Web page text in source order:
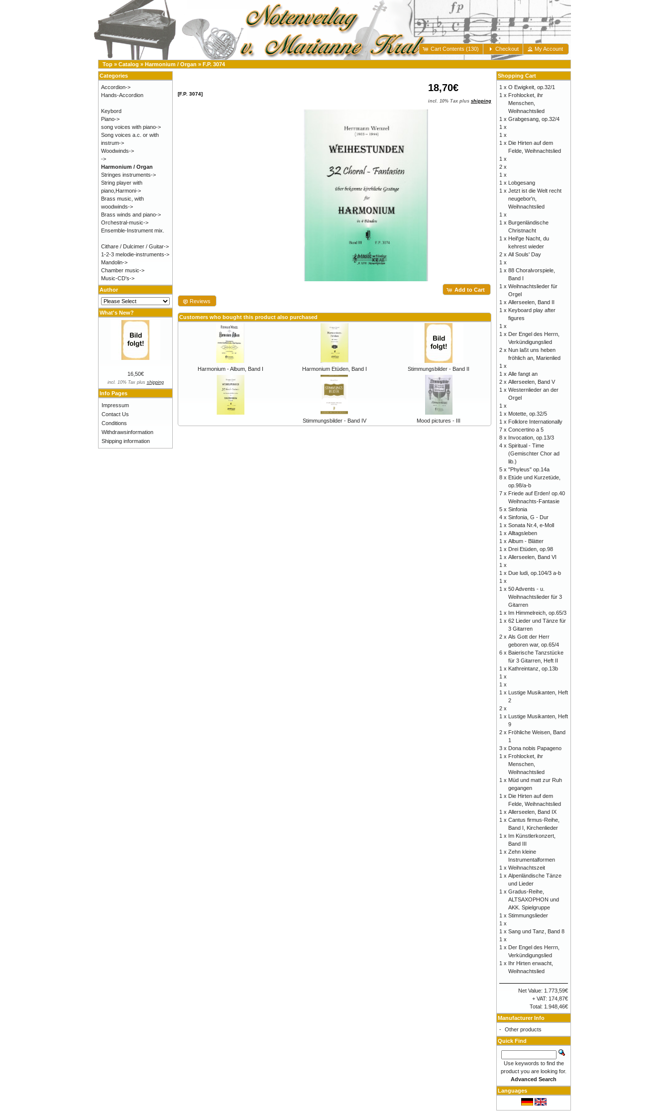
Cart Contents (130) Checkout My Account
Top » Catalog » Harmonium / Organ » F.P. 3074
18,70€
incl. 10% Tax plus shipping
[F.P. 3074]
Add to Cart
Reviews
Customers who bought this product also purchased
Harmonium - Album, Band I Harmonium Etüden, Band I Stimmungsbilder - Band II
Stimmungsbilder - Band IV Mood pictures - III
Categories
Accordion->
Hands-Accordion
Keybord
Piano->
song voices with piano->
Song voices a.c. or with
instrum->
Woodwinds->
->
Harmonium / Organ
Stringes instruments->
String player with
piano,Harmoni->
Brass music, with
woodwinds->
Brass winds and piano->
Orchestral-music->
Ensemble-Instrument mix.
Cithare / Dulcimer / Guitar->
1-2-3 melodie-instruments->
Mandolin->
Chamber music->
Music-CD's->
Author
What's New?
16,50€
incl. 10% Tax plus shipping
Info Pages
Impressum
Contact Us
Conditions
Withdrawsinformation
Shipping information
Shopping Cart
1 x O Ewigkeit, op.32/1
1 x Frohlocket, ihr
Menschen,
Weihnachtslied
1 x Grabgesang, op.32/4
1 x
1 x
1 x Die Hirten auf dem
Felde, Weihnachtslied
1 x
2 x
1 x
1 x Lobgesang
1 x Jetzt ist die Welt recht
neugebor'n,
Weihnachtslied
1 x
1 x Burgenländische
Christnacht
1 x Heil'ge Nacht, du
kehrest wieder
2 x All Souls' Day
1 x
1 x 88 Choralvorspiele,
Band I
1 x Weihnachtslieder für
Orgel
1 x Allerseelen, Band II
1 x Keyboard play after
figures
1 x
1 x Der Engel des Herrn,
Verkündigungslied
2 x Nun laßt uns heben
fröhlich an, Marienlied
1 x
1 x Alle fangt an
2 x Allerseelen, Band V
1 x Westernlieder an der
Orgel
1 x
1 x Motette, op.32/5
1 x Folklore Internationally
7 x Concertino a 5
8 x Invocation, op.13/3
4 x Spiritual - Time
(Gemischter Chor ad
lib.)
5 x "Phyleus" op.14a
8 x Etüde und Kurzetüde,
op.98/a-b
7 x Friede auf Erden! op.40
Weihnachts-Fantasie
5 x Sinfonia
4 x Sinfonia, G - Dur
1 x Sonata Nr.4, e-Moll
1 x Alltagsleben
1 x Album - Blätter
1 x Drei Etüden, op.98
1 x Allerseelen, Band VI
1 x
1 x Due ludi, op.104/3 a-b
1 x
1 x 50 Advents - u.
Weihnachtslieder für 3
Gitarren
1 x Im Himmelreich, op.65/3
1 x 62 Lieder und Tänze für
3 Gitarren
2 x Als Gott der Herr
geboren war, op.65/4
6 x Baierische Tanzstücke
für 3 Gitarren, Heft II
1 x Kathreintanz, op.13b
1 x
1 x
1 x Lustige Musikanten, Heft
2
2 x
1 x Lustige Musikanten, Heft
9
2 x Fröhliche Weisen, Band
1
3 x Dona nobis Papageno
1 x Frohlocket, ihr
Menschen,
Weihnachtslied
1 x Müd und matt zur Ruh
gegangen
1 x Die Hirten auf dem
Felde, Weihnachtslied
1 x Allerseelen, Band IX
1 x Cantus firmus-Reihe,
Band I, Kirchenlieder
1 x Im Künstlerkonzert,
Band III
1 x Zehn kleine
Instrumentalformen
1 x Weihnachtszeit
1 x Alpenländische Tänze
und Lieder
1 x Gradus-Reihe,
ALTSAXOPHON und
AKK. Spielgruppe
1 x Stimmungslieder
1 x
1 x Sang und Tanz, Band 8
1 x
1 x Der Engel des Herrn,
Verkündigungslied
1 x Ihr Hirten erwacht,
Weihnachtslied
Net Value: 1.773,59€
+ VAT: 174,87€
Total: 1.948,46€
Manufacturer Info
- Other products
Quick Find
Use keywords to find the
product you are looking for.
Advanced Search
Languages